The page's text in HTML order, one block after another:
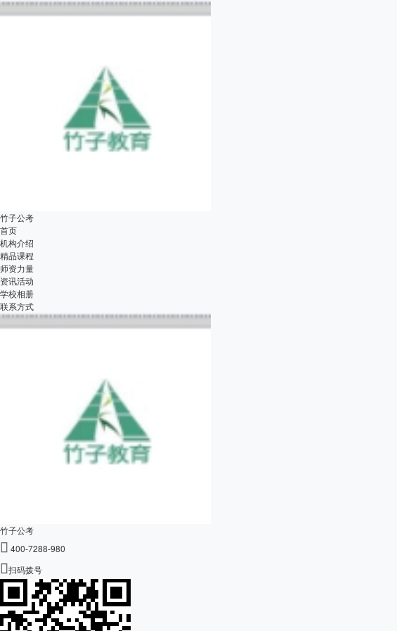
竹子公考
首页
机构介绍
精品课程
师资力量
资讯活动
学校相册
联系方式
竹子公考
 400-7288-980
扫码拨号